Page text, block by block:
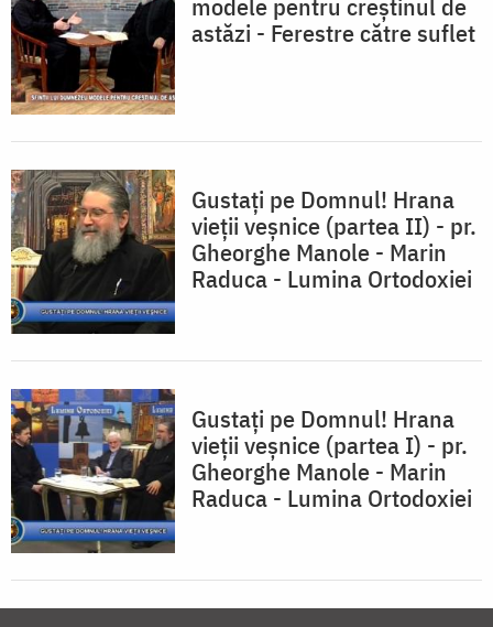
astăzi - Ferestre către suflet
Gustați pe Domnul! Hrana
vieții veșnice (partea II) - pr.
Gheorghe Manole - Marin
Raduca - Lumina Ortodoxiei
Gustați pe Domnul! Hrana
vieții veșnice (partea I) - pr.
Gheorghe Manole - Marin
Raduca - Lumina Ortodoxiei